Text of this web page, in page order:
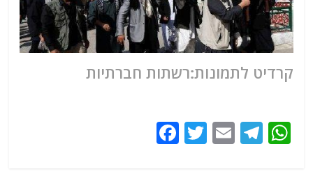
קרדיט לתמונות:רשתות חברתיות
W
T
E
T